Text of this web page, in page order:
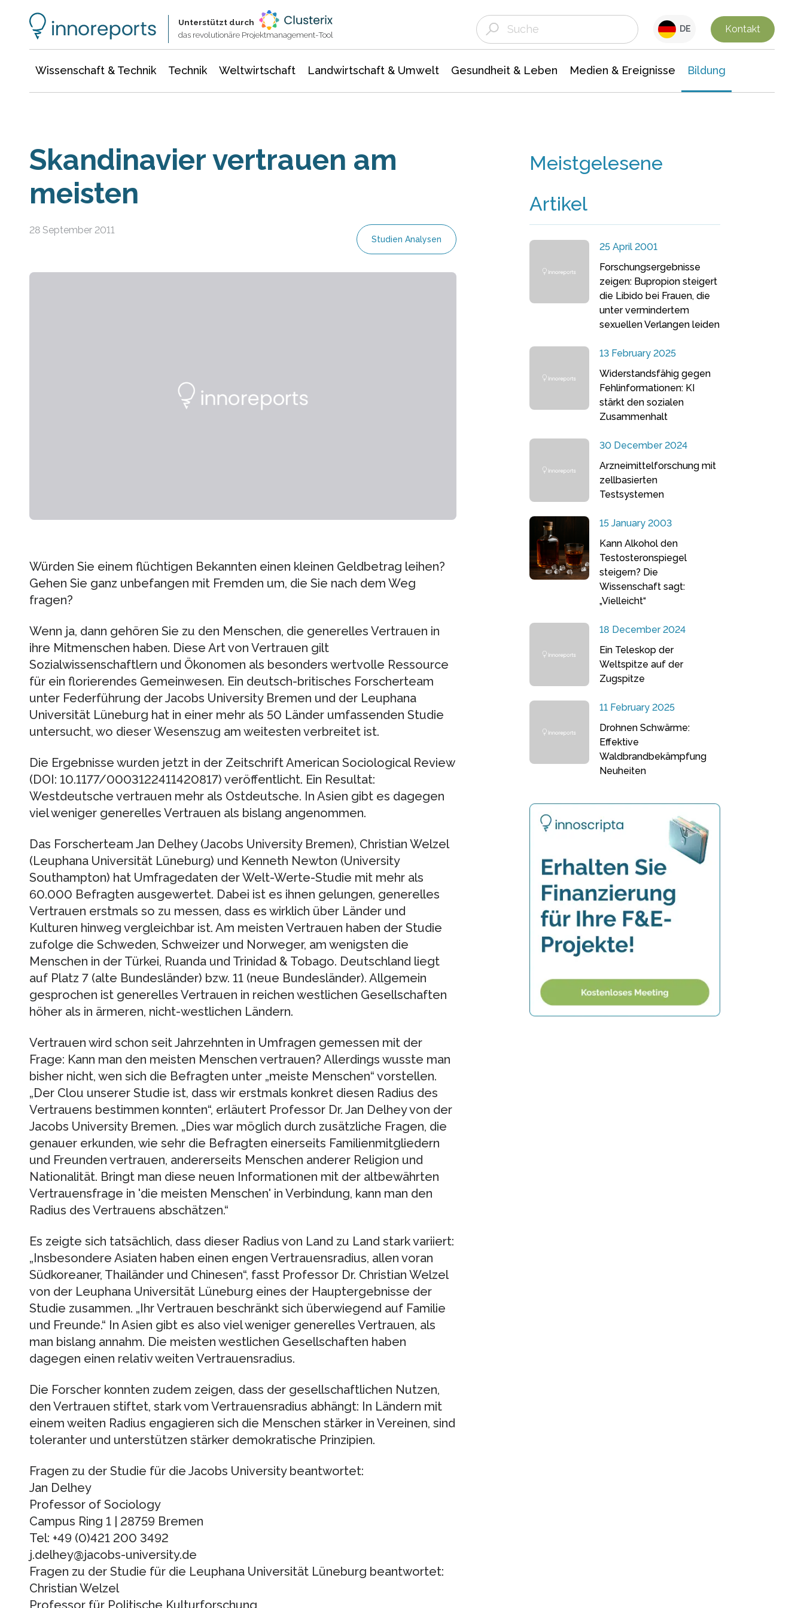
Unterstützt durch
das revolutionäre Projektmanagement-Tool
DE Kontakt
Wissenschaft & Technik Technik Weltwirtschaft Landwirtschaft & Umwelt Gesundheit & Leben Medien & Ereignisse Bildung
Skandinavier vertrauen am
meisten
28 September 2011
Studien Analysen
Würden Sie einem flüchtigen Bekannten einen kleinen Geldbetrag leihen?
Gehen Sie ganz unbefangen mit Fremden um, die Sie nach dem Weg
fragen?
Wenn ja, dann gehören Sie zu den Menschen, die generelles Vertrauen in
ihre Mitmenschen haben. Diese Art von Vertrauen gilt
Sozialwissenschaftlern und Ökonomen als besonders wertvolle Ressource
für ein florierendes Gemeinwesen. Ein deutsch-britisches Forscherteam
unter Federführung der Jacobs University Bremen und der Leuphana
Universität Lüneburg hat in einer mehr als 50 Länder umfassenden Studie
untersucht, wo dieser Wesenszug am weitesten verbreitet ist.
Die Ergebnisse wurden jetzt in der Zeitschrift American Sociological Review
(DOI: 10.1177/0003122411420817) veröffentlicht. Ein Resultat:
Westdeutsche vertrauen mehr als Ostdeutsche. In Asien gibt es dagegen
viel weniger generelles Vertrauen als bislang angenommen.
Das Forscherteam Jan Delhey (Jacobs University Bremen), Christian Welzel
(Leuphana Universität Lüneburg) und Kenneth Newton (University
Southampton) hat Umfragedaten der Welt-Werte-Studie mit mehr als
60.000 Befragten ausgewertet. Dabei ist es ihnen gelungen, generelles
Vertrauen erstmals so zu messen, dass es wirklich über Länder und
Kulturen hinweg vergleichbar ist. Am meisten Vertrauen haben der Studie
zufolge die Schweden, Schweizer und Norweger, am wenigsten die
Menschen in der Türkei, Ruanda und Trinidad & Tobago. Deutschland liegt
auf Platz 7 (alte Bundesländer) bzw. 11 (neue Bundesländer). Allgemein
gesprochen ist generelles Vertrauen in reichen westlichen Gesellschaften
höher als in ärmeren, nicht-westlichen Ländern.
Vertrauen wird schon seit Jahrzehnten in Umfragen gemessen mit der
Frage: Kann man den meisten Menschen vertrauen? Allerdings wusste man
bisher nicht, wen sich die Befragten unter „meiste Menschen“ vorstellen.
„Der Clou unserer Studie ist, dass wir erstmals konkret diesen Radius des
Vertrauens bestimmen konnten“, erläutert Professor Dr. Jan Delhey von der
Jacobs University Bremen. „Dies war möglich durch zusätzliche Fragen, die
genauer erkunden, wie sehr die Befragten einerseits Familienmitgliedern
und Freunden vertrauen, andererseits Menschen anderer Religion und
Nationalität. Bringt man diese neuen Informationen mit der altbewährten
Vertrauensfrage in 'die meisten Menschen' in Verbindung, kann man den
Radius des Vertrauens abschätzen.“
Es zeigte sich tatsächlich, dass dieser Radius von Land zu Land stark variiert:
„Insbesondere Asiaten haben einen engen Vertrauensradius, allen voran
Südkoreaner, Thailänder und Chinesen“, fasst Professor Dr. Christian Welzel
von der Leuphana Universität Lüneburg eines der Hauptergebnisse der
Studie zusammen. „Ihr Vertrauen beschränkt sich überwiegend auf Familie
und Freunde.“ In Asien gibt es also viel weniger generelles Vertrauen, als
man bislang annahm. Die meisten westlichen Gesellschaften haben
dagegen einen relativ weiten Vertrauensradius.
Die Forscher konnten zudem zeigen, dass der gesellschaftlichen Nutzen,
den Vertrauen stiftet, stark vom Vertrauensradius abhängt: In Ländern mit
einem weiten Radius engagieren sich die Menschen stärker in Vereinen, sind
toleranter und unterstützen stärker demokratische Prinzipien.
Fragen zu der Studie für die Jacobs University beantwortet:
Jan Delhey
Professor of Sociology
Campus Ring 1 | 28759 Bremen
Tel: +49 (0)421 200 3492
j.delhey@jacobs-university.de
Fragen zu der Studie für die Leuphana Universität Lüneburg beantwortet:
Christian Welzel
Meistgelesene
Artikel
25 April 2001
Forschungsergebnisse
zeigen: Bupropion steigert
die Libido bei Frauen, die
unter vermindertem
sexuellen Verlangen leiden
13 February 2025
Widerstandsfähig gegen
Fehlinformationen: KI
stärkt den sozialen
Zusammenhalt
30 December 2024
Arzneimittelforschung mit
zellbasierten
Testsystemen
15 January 2003
Kann Alkohol den
Testosteronspiegel
steigern? Die
Wissenschaft sagt:
„Vielleicht“
18 December 2024
Ein Teleskop der
Weltspitze auf der
Zugspitze
11 February 2025
Drohnen Schwärme:
Effektive
Waldbrandbekämpfung
Neuheiten